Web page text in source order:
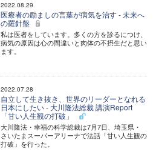
2022.08.29
医療者の励ましの言葉が病気を治す - 未来へ
の羅針盤
私は医者をしています。多くの方を診るにつけ、
病気の原因は心の間違いと肉体の不摂生だと思い
ます。
2022.07.28
自立して生き抜き、世界のリーダーとなれる
日本にしたい - 大川隆法総裁 講演Report
「甘い人生観の打破」
大川隆法・幸福の科学総裁は7月7日、埼玉県・
さいたまスーパーアリーナで法話「甘い人生観の
打破」を行った。